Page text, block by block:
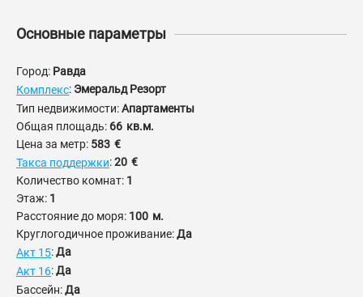
Основные параметры
Город: Равда
Комплекс: Эмеральд Резорт
Тип недвижимости:Апартаменты
Общая площадь: 66 кв.м.
Цена за метр: 583 €
Такса поддержки:20 €
Количество комнат: 1
Этаж: 1
Расстояние до моря: 100 м.
Круглогодичное проживание:Да
Акт 15:Да
Акт 16:Да
Бассейн:Да